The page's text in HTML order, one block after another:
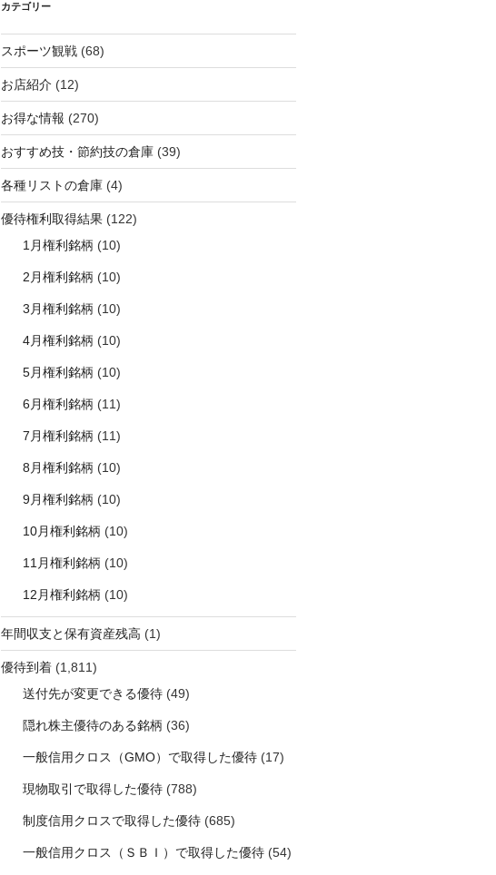
カテゴリー
スポーツ観戦(68)
お店紹介 (12)
お得な情報 (270)
おすすめ技・節約技の倉庫(39)
各種リストの倉庫(4)
優待権利取得結果(122)
1月権利銘柄 (10)
2月権利銘柄 (10)
3月権利銘柄 (10)
4月権利銘柄 (10)
5月権利銘柄 (10)
6月権利銘柄 (11)
7月権利銘柄 (11)
8月権利銘柄 (10)
9月権利銘柄 (10)
10月権利銘柄 (10)
11月権利銘柄 (10)
12月権利銘柄 (10)
年間収支と保有資産残高 (1)
優待到着(1,811)
送付先が変更できる優待(49)
隠れ株主優待のある銘柄 (36)
一般信用クロス（GMO）で取得した優待(17)
現物取引で取得した優待(788)
制度信用クロスで取得した優待(685)
一般信用クロス（ＳＢＩ）で取得した優待(54)